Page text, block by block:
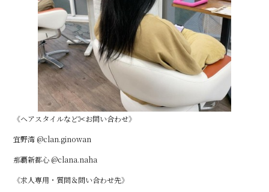
《ヘアスタイルなど✂︎お問い合わせ》
宜野湾 @clan.ginowan
那覇新都心 @clana.naha
《求人専用・質問＆問い合わせ先》